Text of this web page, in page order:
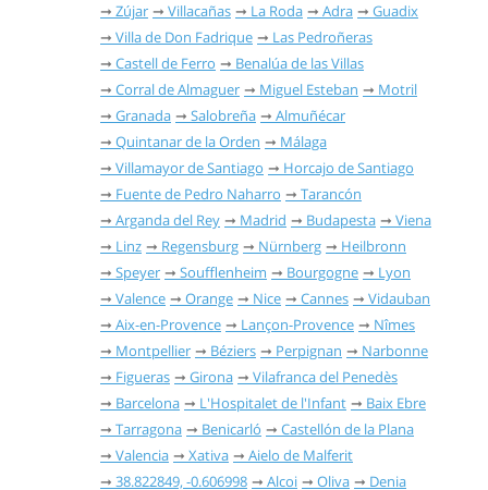
Zújar
Villacañas La Roda Adra
Guadix
Villa de Don Fadrique
Las Pedroñeras
Castell de Ferro
Benalúa de las Villas
Corral de Almaguer
Miguel Esteban
Motril
Granada
Salobreña
Almuñécar
Quintanar de la Orden
Málaga
Villamayor de Santiago
Horcajo de Santiago
Fuente de Pedro Naharro
Tarancón
Arganda del Rey
Madrid Budapesta
Viena
Linz
Regensburg Nürnberg
Heilbronn
Speyer
Soufflenheim Bourgogne
Lyon
Valence
Orange Nice Cannes
Vidauban
Aix-en-Provence
Lançon-Provence
Nîmes
Montpellier
Béziers Perpignan
Narbonne
Figueras
Girona
Vilafranca del Penedès
Barcelona
L'Hospitalet de l'Infant
Baix Ebre
Tarragona
Benicarló
Castellón de la Plana
Valencia
Xativa
Aielo de Malferit
38.822849, -0.606998
Alcoi Oliva Denia